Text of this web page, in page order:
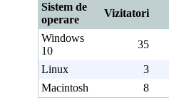
Sistem de
operare
Vizitatori
Windows
10
35
Linux 3
Macintosh
8